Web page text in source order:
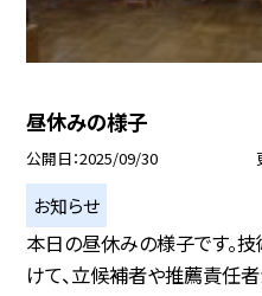
昼休みの様子
公開日 2025/09/30
お知らせ
本日の昼休みの様子です。
けて、立候補者や推薦責任